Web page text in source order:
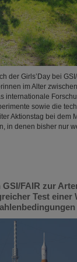
der Girls’Day bei
im Alter
internationale
sowie die
Aktionstag bei dem
in denen bisher nur
FAIR zur
Test einer